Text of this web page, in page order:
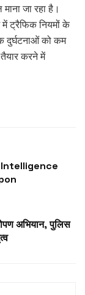
जा रहा है।
में ट्रैफिक नियमों के
दुर्घटनाओं को कम
करने में
अभियान, पुलिस